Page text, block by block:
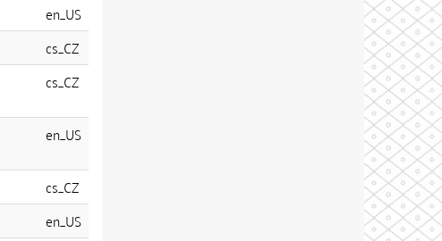
en_US
cs_CZ
cs_CZ
en_US
cs_CZ
en_US